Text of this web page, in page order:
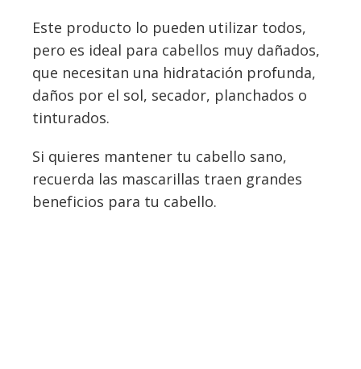
Este producto lo pueden utilizar todos,
pero es ideal para cabellos muy dañados,
que necesitan una hidratación profunda,
daños por el sol, secador, planchados o
tinturados.
Si quieres mantener tu cabello sano,
recuerda las mascarillas traen grandes
beneficios para tu cabello.